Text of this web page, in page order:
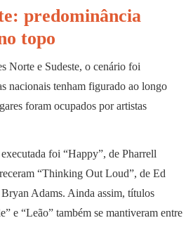
predominância
topo
Norte e Sudeste, o cenário foi
nacionais tenham figurado ao longo
foram ocupados por artistas
foi “Happy”, de Pharrell
“Thinking Out Loud”, de Ed
Bryan Adams. Ainda assim, títulos
e “Leão” também se mantiveram entre